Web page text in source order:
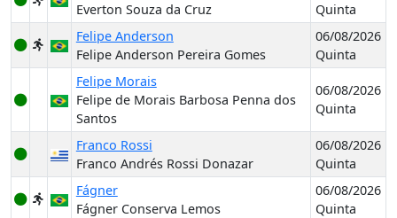
Everton Souza da Cruz
Quinta
Felipe Anderson
Felipe Anderson Pereira Gomes
06/08/2026
Quinta
Felipe Morais
Felipe de Morais Barbosa Penna dos
Santos
06/08/2026
Quinta
Franco Rossi
Franco Andrés Rossi Donazar
06/08/2026
Quinta
Fágner
Fágner Conserva Lemos
06/08/2026
Quinta